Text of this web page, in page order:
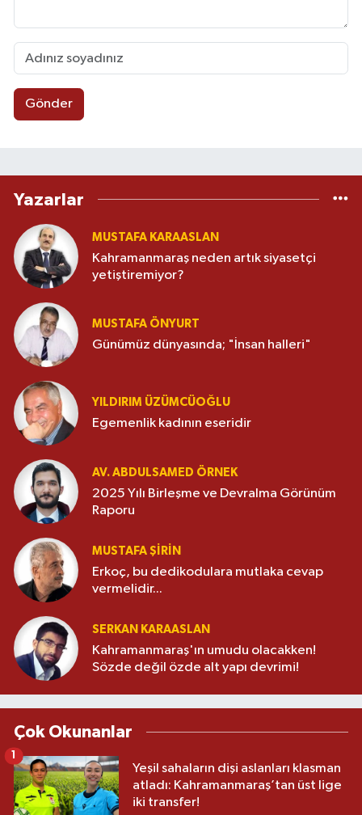
Gönder
Yazarlar
MUSTAFA KARAASLAN
Kahramanmaraş neden artık siyasetçi
yetiştiremiyor?
MUSTAFA ÖNYURT
Günümüz dünyasında; "İnsan halleri"
YILDIRIM ÜZÜMCÜOĞLU
Egemenlik kadının eseridir
AV. ABDULSAMED ÖRNEK
2025 Yılı Birleşme ve Devralma Görünüm
Raporu
MUSTAFA ŞİRİN
Erkoç, bu dedikodulara mutlaka cevap
vermelidir...
SERKAN KARAASLAN
Kahramanmaraş'ın umudu olacakken!
Sözde değil özde alt yapı devrimi!
Çok Okunanlar
Yeşil sahaların dişi aslanları klasman
atladı: Kahramanmaraş’tan üst lige
iki transfer!
1